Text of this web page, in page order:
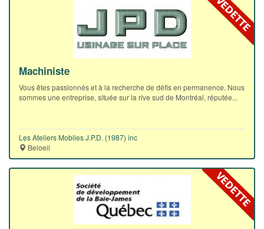
Machiniste
Vous êtes passionnés et à la recherche de défis en permanence. Nous
sommes une entreprise, située sur la rive sud de Montréal, réputée...
Les Ateliers Mobiles J.P.D. (1987) inc
Beloeil